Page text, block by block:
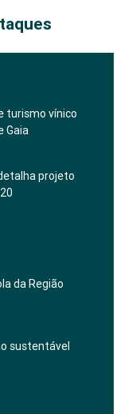
turismo vínico
Gaia
projeto
da Região
sustentável